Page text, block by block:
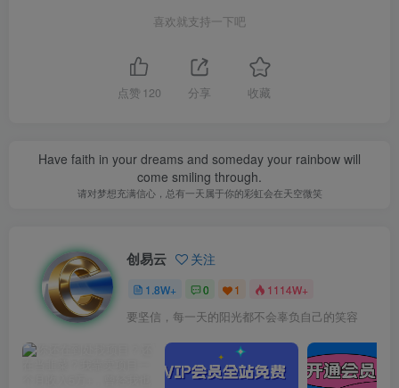
喜欢就支持一下吧
点赞 120 分享 收藏
Have faith in your dreams and someday your rainbow will
come smiling through.
请对梦想充满信心，总有一天属于你的彩虹会在天空微笑
创易云 关注
1.8W+ 0 1 1114W+
要坚信，每一天的阳光都不会辜负自己的笑容